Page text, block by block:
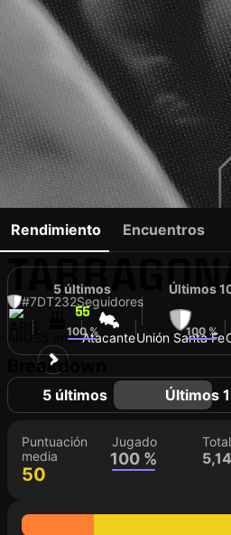
CRISTIAN
#7DT232Seguidores
35 añosAtacanteUnión Santa Fe
Rendimiento Encuentros
5 últimos
55
100 %
Últimos
100 %
Breakdown
5 últimos Últimos
Puntuación
media
50
Jugado
100 %
Total
5,14